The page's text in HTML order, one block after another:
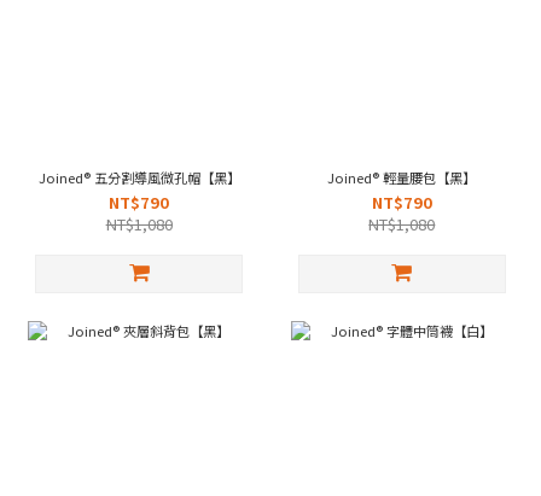
Joined® 五分割導風微孔帽【黑】
NT$790
NT$1,080
Joined® 輕量腰包【黑】
NT$790
NT$1,080